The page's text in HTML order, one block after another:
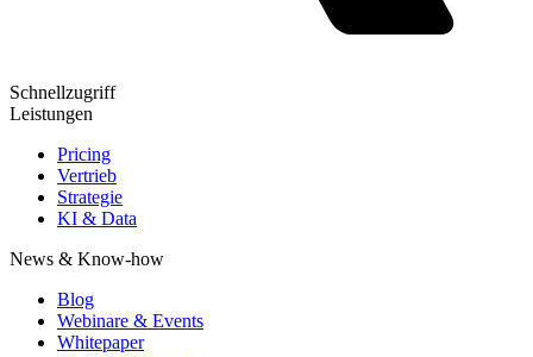
Schnellzugriff
Leistungen
Pricing
Vertrieb
Strategie
KI & Data
News & Know-how
Blog
Webinare & Events
Whitepaper